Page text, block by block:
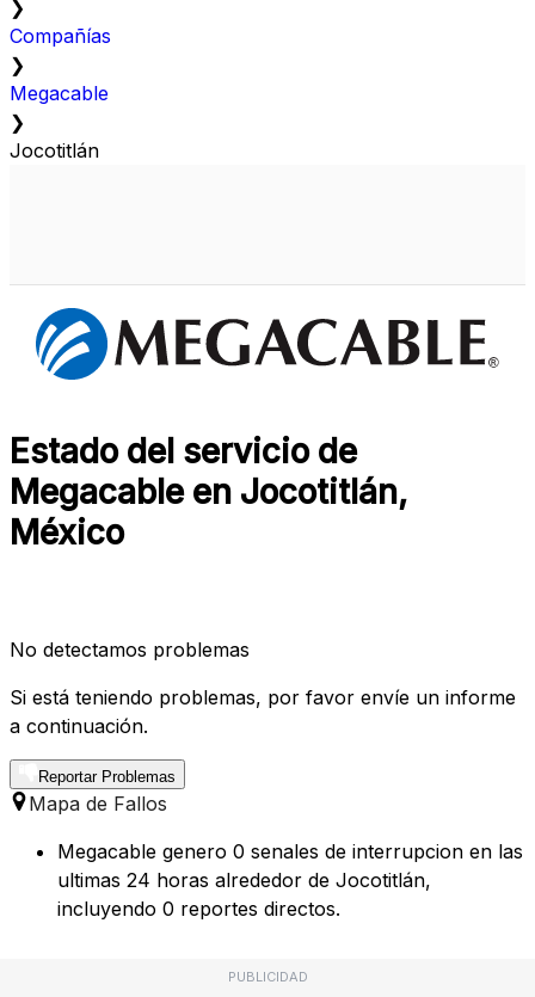
❯
Compañías
❯
Megacable
❯
Jocotitlán
Estado del servicio de
Megacable en Jocotitlán,
México
No detectamos problemas
Si está teniendo problemas, por favor envíe un informe
a continuación.
Reportar Problemas
Mapa de Fallos
Megacable genero 0 senales de interrupcion en las
ultimas 24 horas alrededor de Jocotitlán,
incluyendo 0 reportes directos.
PUBLICIDAD